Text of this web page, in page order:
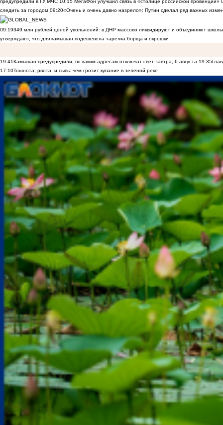
предупредили в ГУ МЧС 10:15 МегаФон улучшил связь в «столице российской провинции»
следить за городом 09:20«Очень и очень давно назрело»: Путин сделал ряд важных
09:19349 млн рублей ценой увольнений: в ДНР массово ликвидируют и объединяют
утверждают, что для камышан подешевела тарелка борща и окрошки
19:41Камышан предупредили, по каким адресам отключат свет завтра, 6 августа 19:35
17:10Тошнота, рвота и сыпь: чем грозит купание в зеленой реке